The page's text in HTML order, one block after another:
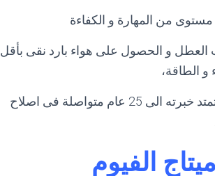
من المهارة و الكفاءة
و الحصول على هواء بارد نقى بأقل
الطاقة،
لآننا مركز متخصص فى صيانة الاجهزة المنزلية و الكهربائية تمتد خبرته الى 25 عام متواصلة فى اصلاح
الفيوم